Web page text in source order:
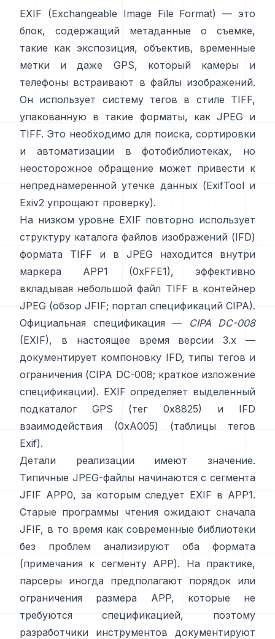
EXIF (Exchangeable Image File Format) — это
блок, содержащий метаданные о съемке,
такие как экспозиция, объектив, временные
метки и даже GPS, который камеры и
телефоны встраивают в файлы изображений.
Он использует систему тегов в стиле TIFF,
упакованную в такие форматы, как JPEG и
TIFF. Это необходимо для поиска, сортировки
и автоматизации в фотобиблиотеках, но
неосторожное обращение может привести к
непреднамеренной утечке данных (ExifToolи
Exiv2 упрощают проверку).
На низком уровне EXIF повторно использует
структуру каталога файлов изображений (IFD)
формата TIFF и в JPEG находится внутри
маркера APP1 (0xFFE1), эффективно
вкладывая небольшой файл TIFF в контейнер
JPEG (обзор JFIF; портал спецификаций CIPA).
Официальная спецификация —
CIPA DC-008
(EXIF), в настоящее время версии 3.x —
документирует компоновку IFD, типы тегов и
ограничения (CIPA DC-008; краткое изложение
спецификации). EXIF определяет выделенный
подкаталог GPS (тег 0x8825) и IFD
взаимодействия (0xA005) (таблицы тегов
Exif).
Детали реализации имеют значение.
Типичные JPEG-файлы начинаются с сегмента
JFIF APP0, за которым следует EXIF в APP1.
Старые программы чтения ожидают сначала
JFIF, в то время как современные библиотеки
без проблем анализируют оба формата
(примечания к сегменту APP). На практике,
парсеры иногда предполагают порядок или
ограничения размера APP, которые не
требуются спецификацией, поэтому
разработчики инструментов документируют